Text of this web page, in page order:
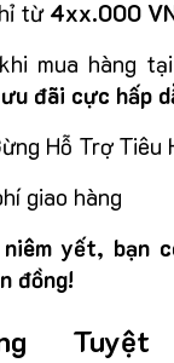
từ 4xx.000
mua hàng
đãi cực hấp
Hỗ Trợ Tiêu
giao hàng
yết, bạn
đồng!